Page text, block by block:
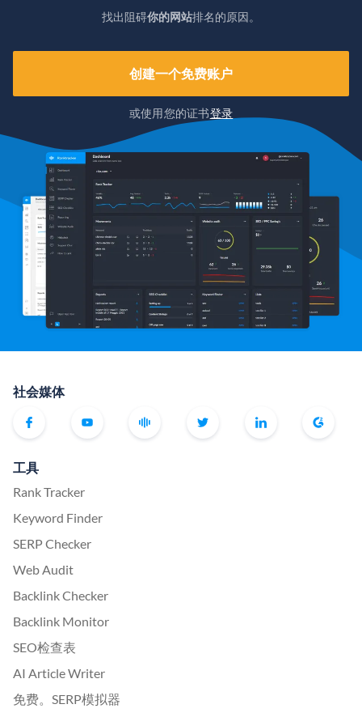
找出阻碍你的网站排名的原因。
创建一个免费账户
或使用您的证书登录
社会媒体
工具
Rank Tracker
Keyword Finder
SERP Checker
Web Audit
Backlink Checker
Backlink Monitor
SEO检查表
AI Article Writer
免费。SERP模拟器